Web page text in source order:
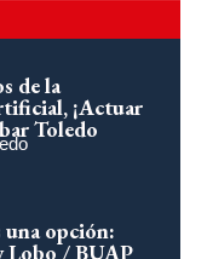
de la
¡Actuar
Toledo
una opción:
Lobo / BUAP